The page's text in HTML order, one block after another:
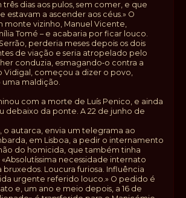
dias aos pulos, sem comer, e que
estavam a ascender aos céus.» O
monte vizinho, Manuel Vicente,
Tomé – e acabaria por ficar louco.
perderia meses depois os dois
de viação e seria atropelado pelo
conduzia, esmagando‑o contra a
Vidigal, começou a dizer o povo,
uma maldição.
com a morte de Luís Penico, e ainda
debaixo da ponte. A 22 de junho de
o autarca, envia um telegrama ao
em Lisboa, a pedir o internamento
do homicida, que também tinha
necessidade internato
Loucura furiosa. Influência
urgente referido louco.» O pedido é
e, um ano e meio depois, a 16 de